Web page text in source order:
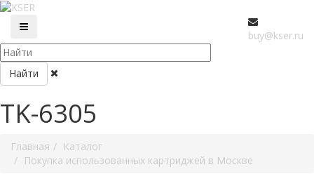
buy@kser.ru
Найти
TK-6305
Главная
Каталог
Покупка использованных картриджей в Москве